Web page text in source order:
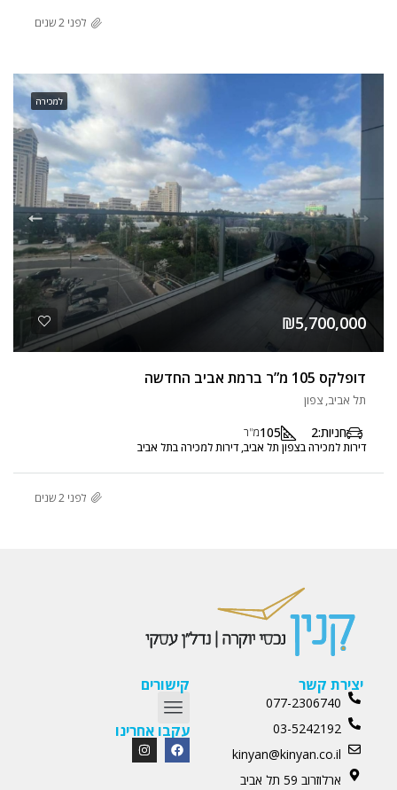
לפני 2 שנים
למכירה
₪5,700,000
דופלקס 105 מ”ר ברמת אביב החדשה
תל אביב, צפון
חניות:2
105מ"ר
דירות למכירה בצפון תל אביב, דירות למכירה בתל אביב
לפני 2 שנים
יצירת קשר
077-2306740
03-5242192
kinyan@kinyan.co.il
ארלוזרוב 59 תל אביב
קישורים
עקבו אחרינו